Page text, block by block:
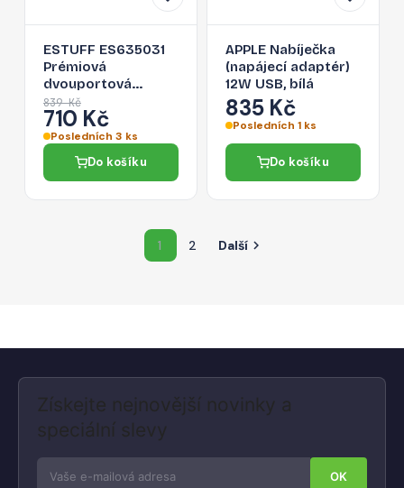
ESTUFF ES635031
Prémiová
dvouportová
nabíječka USB a
USB-C PD 32W, bílá
839 Kč
710 Kč
Posledních 3 ks
Do košíku
APPLE Nabíječka
(napájecí adaptér)
12W USB, bílá
835 Kč
Posledních 1 ks
Do košíku
1 2 Další 
Získejte nejnovější novinky a
speciální slevy